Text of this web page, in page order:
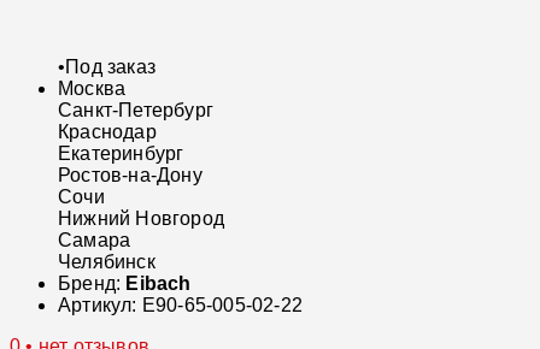
•Под заказ
Москва
Санкт-Петербург
Краснодар
Екатеринбург
Ростов-на-Дону
Сочи
Нижний Новгород
Самара
Челябинск
Бренд: Eibach
Артикул: E90-65-005-02-22